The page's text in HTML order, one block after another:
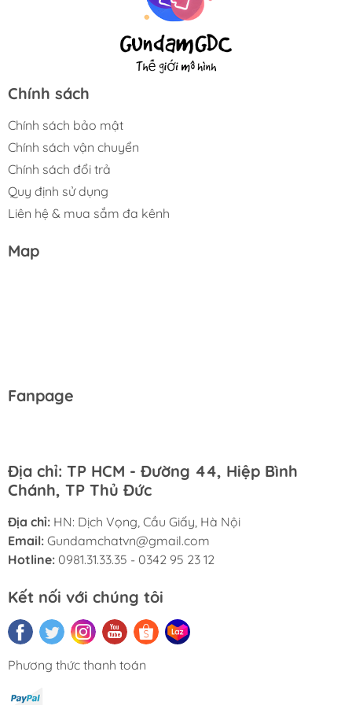
Chính sách
Chính sách bảo mật
Chính sách vận chuyển
Chính sách đổi trả
Quy định sử dụng
Liên hệ & mua sắm đa kênh
Map
Fanpage
Địa chỉ: TP HCM - Đường 44, Hiệp Bình
Chánh, TP Thủ Đức
Địa chỉ: HN: Dịch Vọng, Cầu Giấy, Hà Nội
Email: Gundamchatvn@gmail.com
Hotline: 0981.31.33.35 - 0342 95 23 12
Kết nối với chúng tôi
Phương thức thanh toán